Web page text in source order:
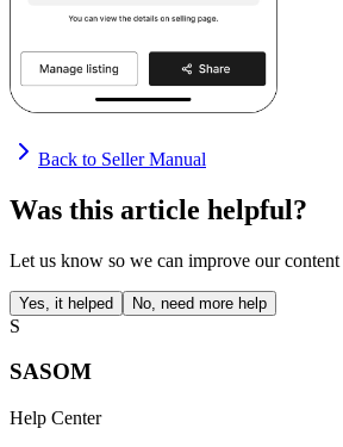
Back to Seller Manual
Was this article helpful?
Let us know so we can improve our content
Yes, it helped No, need more help
S
SASOM
Help Center